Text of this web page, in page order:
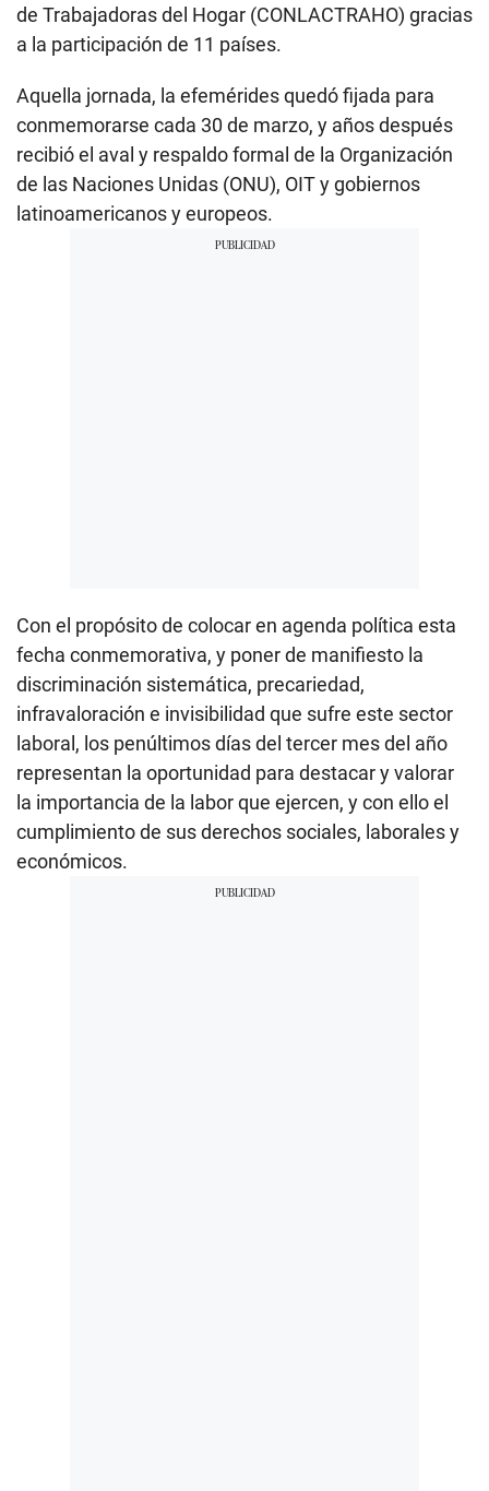
de Trabajadoras del Hogar (CONLACTRAHO) gracias
a la participación de 11 países.
Aquella jornada, la efemérides quedó fijada para
conmemorarse cada 30 de marzo, y años después
recibió el aval y respaldo formal de la Organización
de las Naciones Unidas (ONU), OIT y gobiernos
latinoamericanos y europeos.
Con el propósito de colocar en agenda política esta
fecha conmemorativa, y poner de manifiesto la
discriminación sistemática, precariedad,
infravaloración e invisibilidad que sufre este sector
laboral, los penúltimos días del tercer mes del año
representan la oportunidad para destacar y valorar
la importancia de la labor que ejercen, y con ello el
cumplimiento de sus derechos sociales, laborales y
económicos.